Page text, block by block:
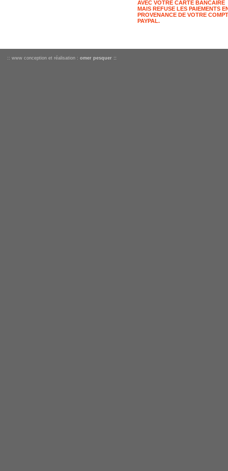
AVEC VOTRE CARTE BANCAIRE
MAIS REFUSE LES PAIEMENTS
PROVENANCE DE VOTRE
PAYPAL.
:: www conception et réalisation : omer pesquer ::